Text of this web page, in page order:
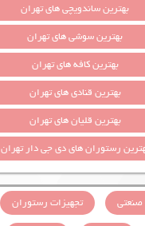
بهترین ساندویچی های تهران
بهترین سوشی های تهران
بهترین کافه های تهران
بهترین قنادی های تهران
بهترین قلیان های تهران
رستوران های دی جی دار تهران
تجهیزات رستوران